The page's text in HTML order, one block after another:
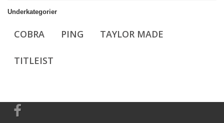
Underkategorier
COBRA PING TAYLOR MADE
TITLEIST